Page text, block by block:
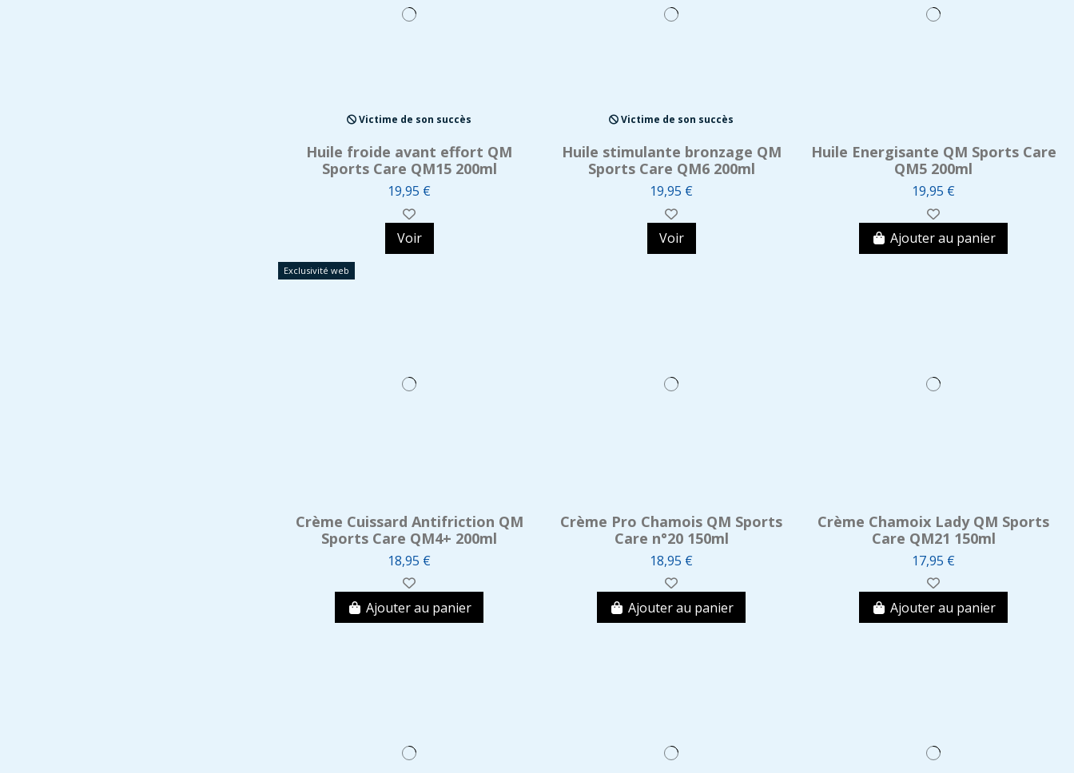
Victime de son succès
Huile froide avant effort QM
Sports Care QM15 200ml
19,95 €
Voir
Victime de son succès
Huile stimulante bronzage QM
Sports Care QM6 200ml
19,95 €
Voir
Huile Energisante QM Sports Care
QM5 200ml
19,95 €
Ajouter au panier
Exclusivité web
Crème Cuissard Antifriction QM
Sports Care QM4+ 200ml
18,95 €
Ajouter au panier
Crème Pro Chamois QM Sports
Care n°20 150ml
18,95 €
Ajouter au panier
Crème Chamoix Lady QM Sports
Care QM21 150ml
17,95 €
Ajouter au panier